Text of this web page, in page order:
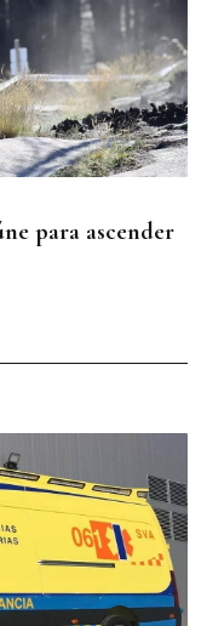
para ascender